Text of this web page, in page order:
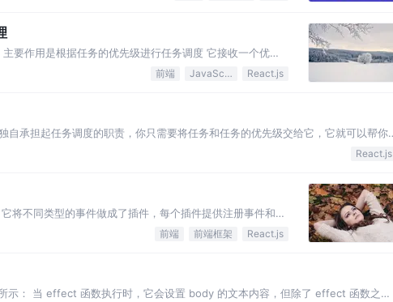
作用是根据任务的优先级进行任务调度 它接收一个优先
前端 JavaScript React.js
承担起任务调度的职责，你只需要将任务和任务的优先级交给它，它就可以帮你
。 对于多个任务，它会先执行优先级高的。对于单个任务，…
React.js
不同类型的事件做成了插件，每个插件提供注册事件和提
前端 前端框架 React.js
示： 当 effect 函数执行时，它会设置 body 的文本内容，但除了 effect 函数之外